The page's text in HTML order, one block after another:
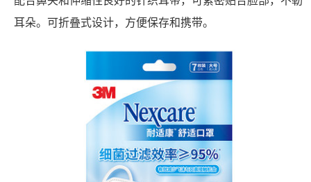
耳朵。可折叠式设计，方便保存和携带。